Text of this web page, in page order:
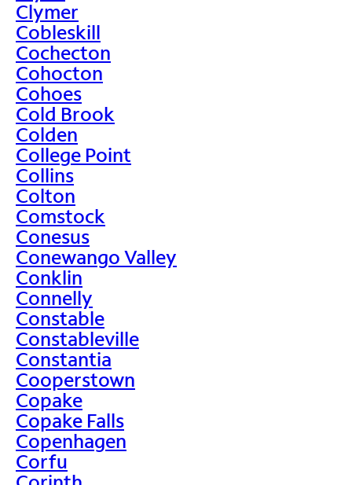
Clymer
Cobleskill
Cochecton
Cohocton
Cohoes
Cold Brook
Colden
College Point
Collins
Colton
Comstock
Conesus
Conewango Valley
Conklin
Connelly
Constable
Constableville
Constantia
Cooperstown
Copake
Copake Falls
Copenhagen
Corfu